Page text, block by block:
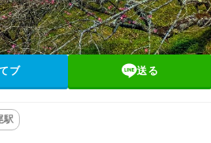
ブ 送る
駅